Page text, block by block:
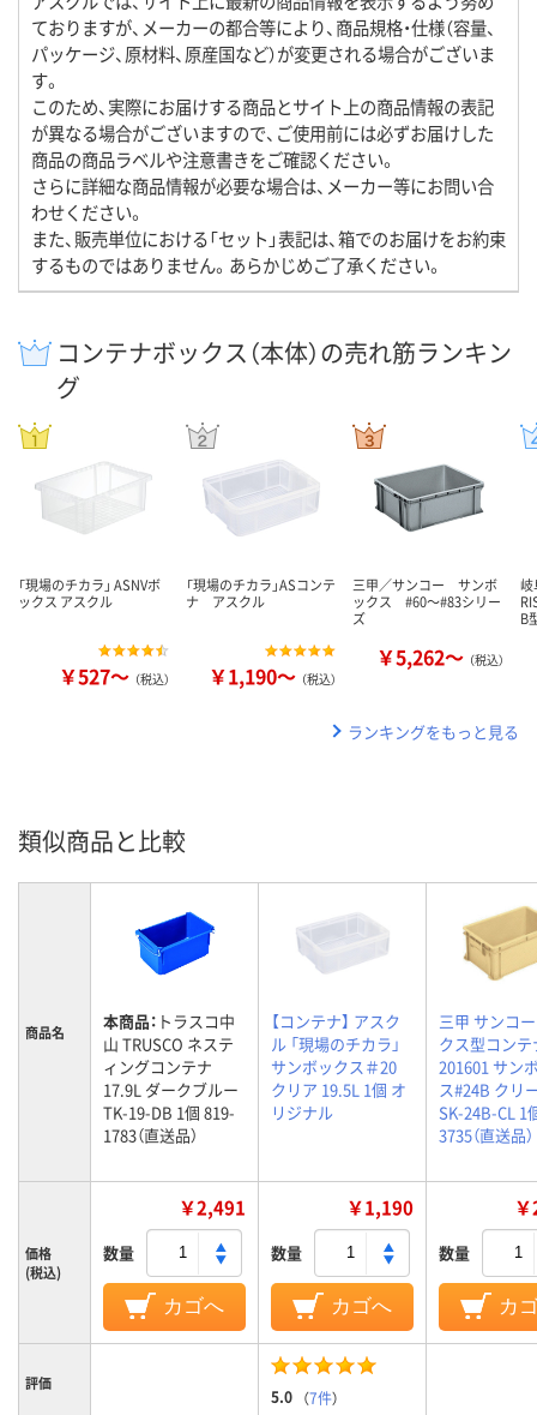
ておりますが、メーカーの都合等により、商品規格・仕様（容量、
パッケージ、原材料、原産国など）が変更される場合がございま
す。
このため、実際にお届けする商品とサイト上の商品情報の表記
が異なる場合がございますので、ご使用前には必ずお届けした
商品の商品ラベルや注意書きをご確認ください。
さらに詳細な商品情報が必要な場合は、メーカー等にお問い合
わせください。
また、販売単位における「セット」表記は、箱でのお届けをお約束
するものではありません。あらかじめご了承ください。
コンテナボックス（本体）の売れ筋ランキン
グ
「現場のチカラ」 ASNVボ
ックス アスクル
￥527～ （税込）
「現場のチカラ」ASコンテ
ナ アスクル
￥1,190～ （税込）
三甲／サンコー サンボ
ックス #60～#83シリー
ズ
￥5,262～ （税込）
岐
B
ランキングをもっと見る
類似商品と比較
商品名 本商品： トラスコ中
山 TRUSCO ネステ
ィングコンテナ
17.9L ダークブルー
TK-19-DB 1個 819-
1783（直送品）
【コンテナ】 アスク
ル 「現場のチカラ」
サンボックス＃20
クリア 19.5L 1個 オ
リジナル
三甲 サンコ
クス型コンテ
201601 サン
ス#24B クリ
SK-24B-CL 1
3735（直送品）
価格
(税込)
￥2,491
数量
カゴへ
￥1,190
数量
カゴへ
数量
カ
評価
5.0 （7件）